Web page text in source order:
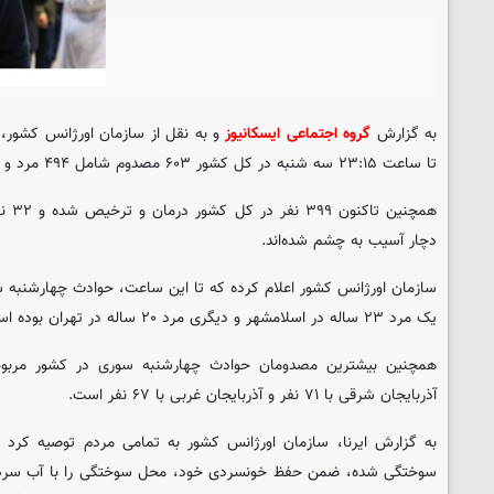
به گزارش گروه اجتماعی ایسکانیوزو به نقل از سازمان اورژانس
تا ساعت ۲۳:۱۵ سه شنبه در کل کشور ۶۰۳ مصدوم شامل ۴۹۴ مرد و ۱۰۹ خانم داشته است.
دچار آسیب به چشم شده‌اند.
یک مرد ۲۳ ساله در اسلامشهر و دیگری مرد ۲۰ ساله در تهران بوده است.
آذربایجان شرقی با ۷۱ نفر و آذربایجان غربی با ۶۷ نفر است.
به گزارش ایرنا، سازمان اورژانس کشور به تمامی مردم توصیه
سوختگی شده، ضمن حفظ خونسردی خود، محل سوختگی را با آب